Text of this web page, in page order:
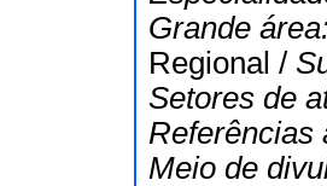
Grande
Regional /
Setores de
Referências
Meio de